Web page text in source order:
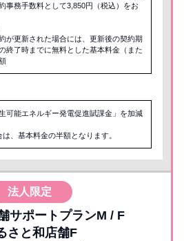
事務手数料として3,850円（税込）をお
が更新された場合には、更新後の契約期
終了時までに無料とした基本料金（また
可能エネルギー発電促進賦課金」を加減
、基本料金の半額となります。
サポートプランM / F
さと和店舗F
法人限定